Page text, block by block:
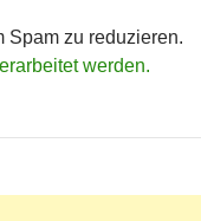
Spam zu reduzieren.
werden.